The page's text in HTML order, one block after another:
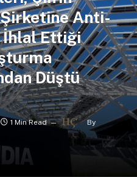
Şirketine Anti-
İhlal Ettiği
Düştü
1 Min Read By